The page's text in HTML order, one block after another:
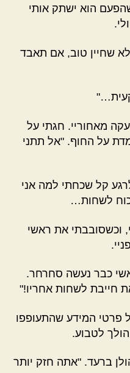
הוא ישתק אותי
שחיין טוב, אם תאבד
מאחוריי. חגתי על
על החוף. "אל תתני
קל שכחתי למה אני
לשחות…
וכשסובבתי את ראשי
כבר נעשה סחרחר.
חייבת לשחות אחריו!"
פרטי המידע שהתעופפו
הולך לטבוע.
ברעד. "אתה חזק יותר